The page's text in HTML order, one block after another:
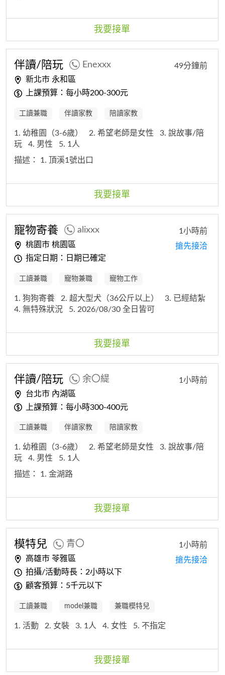
我要接單
伴讀/陪玩 Enexxx
新北市 永和區
上課預算：每小時200-300元
49分鐘前
工讀兼職 伴讀家教 陪讀家教
1. 幼稚園（3-6歲） 2. 希望老師是女性
3. 說故事/陪
玩
4. 男性
5. 1人
描述： 1. 頂溪1號出口
我要接單
寵物寄養 alixxx
桃園市 桃園區
指定日期：日期已確定
1小時前
搶先接洽
工讀兼職 寵物兼職 寵物工作
1. 狗狗寄養 2. 超大型犬（36公斤以上）
3. 已經結紮
4. 無特殊狀況
5. 2026/08/30 全日皆可
我要接單
伴讀/陪玩 余〇緹
台北市 內湖區
上課預算：每小時300-400元
1小時前
工讀兼職 伴讀家教 陪讀家教
1. 幼稚園（3-6歲） 2. 希望老師是女性
3. 說故事/陪
玩
4. 男性
5. 1人
描述： 1. 金湖路
我要接單
模特兒 青〇
高雄市 苓雅區
拍攝/活動時長：2小時以下
顧客預算：5千元以下
1小時前
搶先接洽
工讀兼職 model兼職 兼職模特兒
1. 活動 2. 女裝 3. 1人 4. 女性 5. 不指定
我要接單